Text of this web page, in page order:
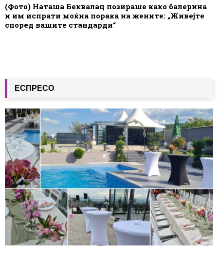
(Фото) Наташа Беквалац позираше како балерина
и им испрати моќна порака на жените: „Живејте
според вашите стандарди“
ЕСПРЕСО